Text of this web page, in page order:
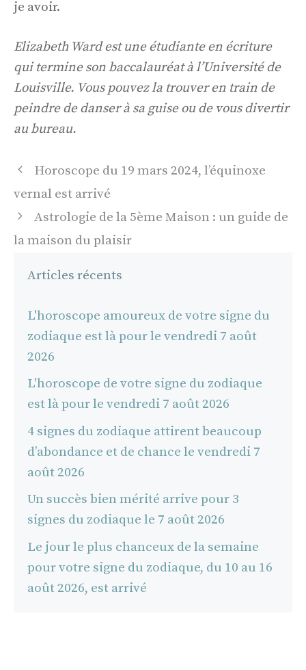
je avoir.
Elizabeth Ward est une étudiante en écriture
qui termine son baccalauréat à l’Université de
Louisville. Vous pouvez la trouver en train de
peindre de danser à sa guise ou de vous divertir
au bureau.
Navigation
Horoscope du 19 mars 2024, l’équinoxe
vernal est arrivé
Astrologie de la 5ème Maison : un guide de
la maison du plaisir
Articles récents
L'horoscope amoureux de votre signe du
zodiaque est là pour le vendredi 7 août
2026
L'horoscope de votre signe du zodiaque
est là pour le vendredi 7 août 2026
4 signes du zodiaque attirent beaucoup
d’abondance et de chance le vendredi 7
août 2026
Un succès bien mérité arrive pour 3
signes du zodiaque le 7 août 2026
Le jour le plus chanceux de la semaine
pour votre signe du zodiaque, du 10 au 16
août 2026, est arrivé